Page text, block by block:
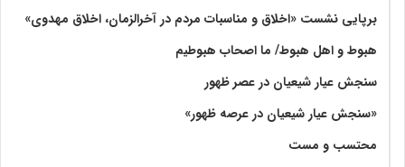
برپایی نشست «اخلاق و مناسبات مردم در آخرالزمان، اخلاق مهدوی»
هبوط و اهل هبوط/ ما اصحاب هبوطیم
سنجش عیار شیعیان در عصر ظهور
«سنجش عیار شیعیان در عرصه ظهور»
محتسب و مست